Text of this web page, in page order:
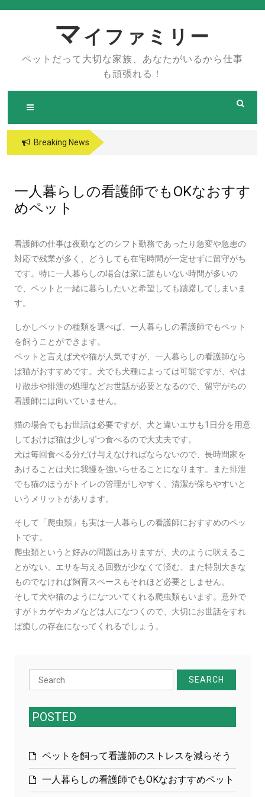
マ イファミリー
ペットだって大切な家族、あなたがいるから仕事
も頑張れる！
Breaking News
一人暮らしの看護師でもOKなおすす
めペット
看護師の仕事は夜勤などのシフト勤務であったり急変や急患の
対応で残業が多く、どうしても在宅時間が一定せずに留守がち
です。特に一人暮らしの場合は家に誰もいない時間が多いの
で、ペットと一緒に暮らしたいと希望しても躊躇してしまいま
す。
しかしペットの種類を選べば、一人暮らしの看護師でもペット
を飼うことができます。
ペットと言えば犬や猫が人気ですが、一人暮らしの看護師なら
ば猫がおすすめです。犬でも犬種によっては可能ですが、やは
り散歩や排泄の処理などお世話が必要となるので、留守がちの
看護師には向いていません。
猫の場合でもお世話は必要ですが、犬と違いエサも1日分を用意
しておけば猫は少しずつ食べるので大丈夫です。
犬は毎回食べる分だけ与えなければならないので、長時間家を
あけることは犬に我慢を強いらせることになります。また排泄
でも猫のほうがトイレの管理がしやすく、清潔が保ちやすいと
いうメリットがあります。
そして「爬虫類」も実は一人暮らしの看護師におすすめのペッ
トです。
爬虫類というと好みの問題はありますが、犬のように吠えるこ
とがない、エサを与える回数が少なくて済む、また特別大きな
ものでなければ飼育スペースもそれほど必要としません。
そして犬や猫のようになついてくれる爬虫類もいます。意外で
すがトカゲやカメなどは人になつくので、大切にお世話をすれ
ば癒しの存在になってくれるでしょう。
Search
for:
POSTED
ペットを飼って看護師のストレスを減らそう
一人暮らしの看護師でもOKなおすすめペット